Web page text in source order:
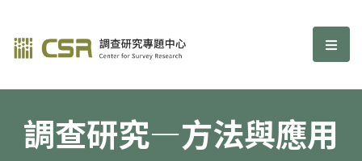
調查研究—方法與應用期刊 選
調查研究—方法與應用